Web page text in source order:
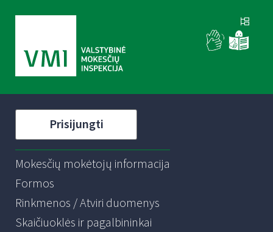
Prisijungti
Mokesčių mokėtojų informacija
Formos
Rinkmenos / Atviri duomenys
Skaičiuoklės ir pagalbininkai